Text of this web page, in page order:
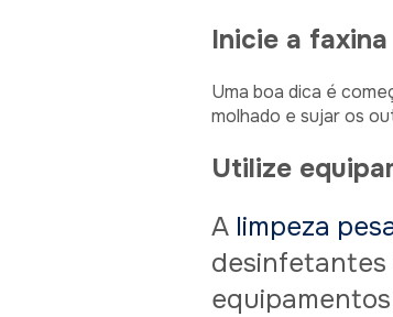
Inicie a
Uma boa dica é
molhado e sujar os
Utilize
A limpeza
desinfetantes